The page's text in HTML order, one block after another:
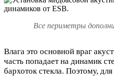
Все периметры
Влага это основной враг
часть попадает на динамик
бархоток стекла. Поэтому, д